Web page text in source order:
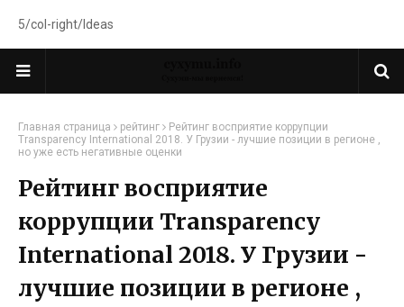
5/col-right/Ideas
Главная страница рейтинг
Рейтинг восприятие коррупции
Transparency International 2018. У Грузии - лучшие позиции в регионе ,
но уже есть негативные оценки
Рейтинг восприятие
коррупции Transparency
International 2018. У Грузии -
лучшие позиции в регионе ,